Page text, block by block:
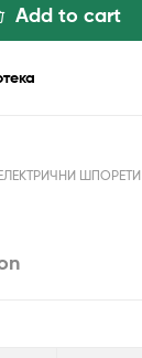
Add to cart
ШПОРЕТИ